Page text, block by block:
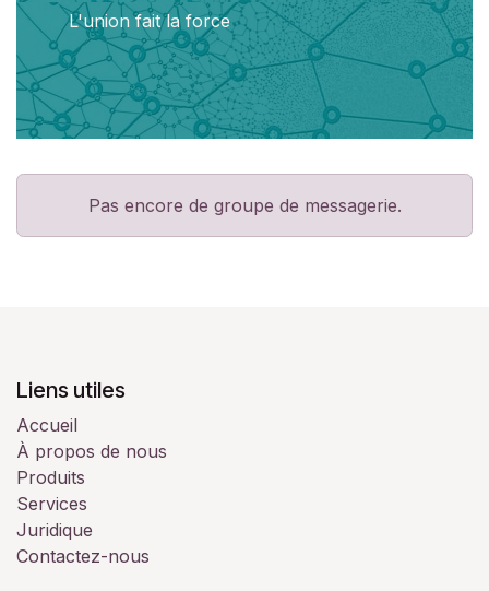
L'union fait la force
Pas encore de groupe de messagerie.
Liens utiles
Accueil
À propos de nous
Produits
Services
Juridique
Contactez-nous